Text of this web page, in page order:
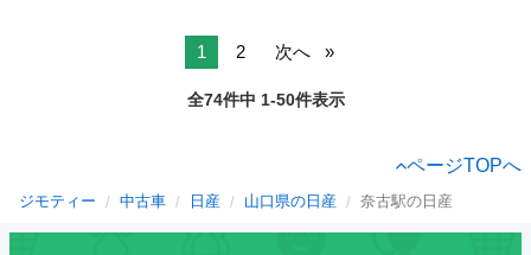
1 2 次へ
全74件中 1-50件表示
ページTOPへ
ジモティー 中古車 日産 山口県の日産 奈古駅の日産